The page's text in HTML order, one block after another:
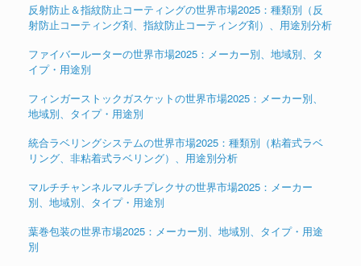
反射防止＆指紋防止コーティングの世界市場2025：種類別（反
射防止コーティング剤、指紋防止コーティング剤）、用途別分析
ファイバールーターの世界市場2025：メーカー別、地域別、タ
イプ・用途別
フィンガーストックガスケットの世界市場2025：メーカー別、
地域別、タイプ・用途別
統合ラベリングシステムの世界市場2025：種類別（粘着式ラベ
リング、非粘着式ラベリング）、用途別分析
マルチチャンネルマルチプレクサの世界市場2025：メーカー
別、地域別、タイプ・用途別
葉巻包装の世界市場2025：メーカー別、地域別、タイプ・用途
別